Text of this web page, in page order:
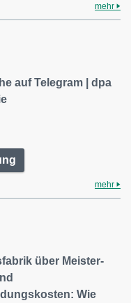
mehr
auf Telegram | dpa
mehr
über Meister-
Wie